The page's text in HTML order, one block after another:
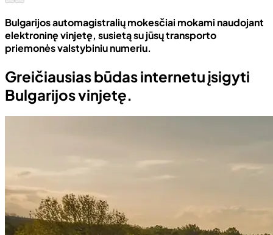
Bulgarijos automagistralių mokesčiai mokami naudojant
elektroninę vinjetę, susietą su jūsų transporto
priemonės valstybiniu numeriu.
Greičiausias būdas internetu įsigyti
Bulgarijos vinjetę.